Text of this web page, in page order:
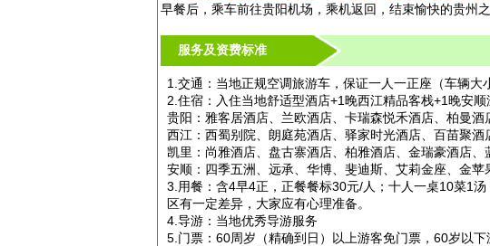
早餐后，乘车前往贵阳机场，乘机返回，结束愉快的贵州之
服务及资费标准
1.交通：当地正规空调旅游车，保证一人一正座（车辆
2.住宿：入住当地舒适型酒店+1晚西江精品客栈+1晚安
贵阳：雅客居酒店、兰欧酒店、卡瑞森悦禾酒店、柏曼
西江：西蜀别院、朗庭苑酒店、驿家时光酒店、百苗聚
凯里：尚雅酒店、盘古寨酒店、柏雅酒店、金瑞豪酒店
安顺：四季五洲、远承、华博、斐迪斯、艾莉金座、金苹
3.用餐：含4早4正，正餐餐标30元/人；十人一桌10菜1
区有一定差异，大家应有心理准备。
4.导游：当地优秀导游服务
5.门票：60周岁（精确到日）以上游客免门票，60岁以下